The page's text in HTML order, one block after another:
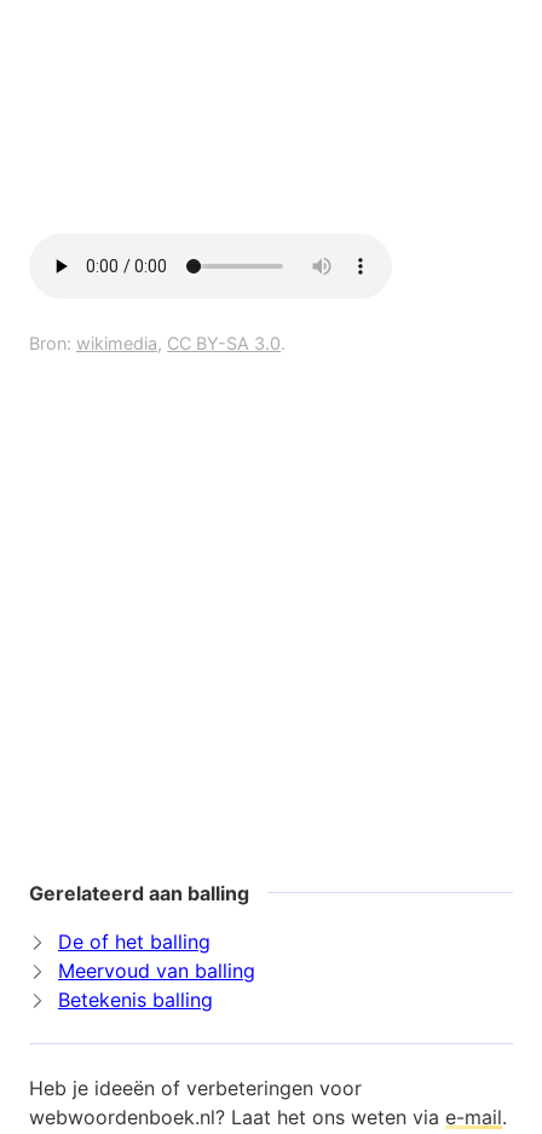
Bron: wikimedia, CC BY-SA 3.0.
Gerelateerd aan balling
De of het balling
Meervoud van balling
Betekenis balling
Heb je ideeën of verbeteringen voor
webwoordenboek.nl? Laat het ons weten via e-mail.